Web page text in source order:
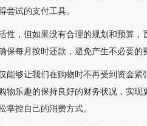
试的支付工具。
，但如果没有合理的规划和预算，
每月按时还款，避免产生不必要的
够让我们在购物时不再受到资金紧
乐趣的保持良好的财务状况，实现
控自己的消费方式。